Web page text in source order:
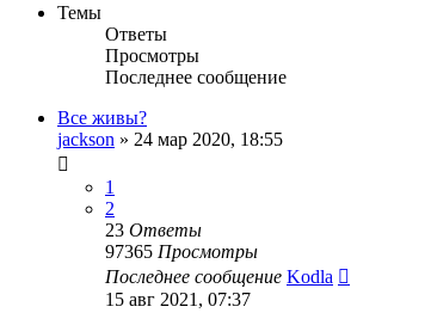
Темы
Ответы
Просмотры
Последнее сообщение
Все живы?
jackson » 24 мар 2020, 18:55
1
2
23 Ответы
97365 Просмотры
Последнее сообщение Kodla
15 авг 2021, 07:37